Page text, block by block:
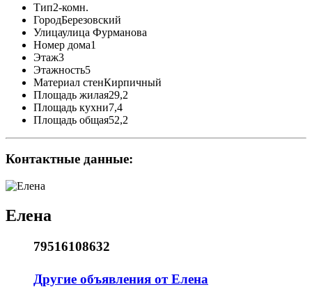
Тип2-комн.
ГородБерезовский
Улицаулица Фурманова
Номер дома1
Этаж3
Этажность5
Материал стенКирпичный
Площадь жилая29,2
Площадь кухни7,4
Площадь общая52,2
Контактные данные:
Елена
79516108632
Другие объявления от Елена